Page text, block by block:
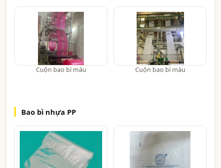
Cuộn bao bì màu Cuộn bao bì màu
Bao bì nhựa PP